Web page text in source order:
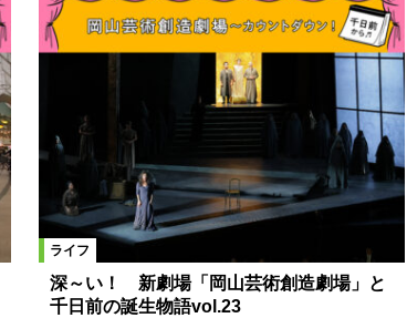
ライフ
深～い！ 新劇場「岡山芸術創造劇場」と
千日前の誕生物語vol.23